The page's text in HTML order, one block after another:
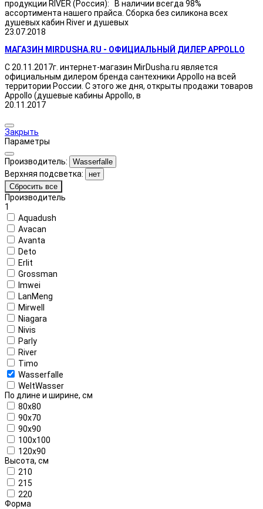
продукции RIVER (Россия): В наличии всегда 98%
ассортимента нашего прайса. Сборка без силикона всех
душевых кабин River и душевых
23.07.2018
МАГАЗИН MIRDUSHA.RU - ОФИЦИАЛЬНЫЙ ДИЛЕР APPOLLO
С 20.11.2017г. интернет-магазин MirDusha.ru является
официальным дилером бренда сантехники Appollo на всей
территории России. С этого же дня, открыты продажи товаров
Appollo (душевые кабины Appollo, в
20.11.2017
Закрыть
Параметры
Производитель: Wasserfalle
Верхняя подсветка:
нет
Сбросить все
Производитель
1
Aquadush
Avacan
Avanta
Deto
Erlit
Grossman
Imwei
LanMeng
Mirwell
Niagara
Nivis
Parly
River
Timo
Wasserfalle
WeltWasser
По длине и ширине, см
80x80
90x70
90x90
100x100
120x90
Высота, см
210
215
220
Форма